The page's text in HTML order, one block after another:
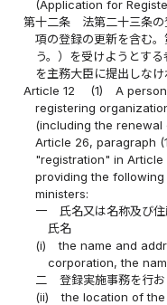
(Application for
第十二条
法第二十三条
項の登録の更新を含む
う。）を受けようとす
を主務大臣に提出しなけ
Article 12
(1)
A
registering
(including the
Article 26, paragraph
"registration" in Article
providing the
ministers:
一
氏名又は名称及び
氏名
(i)
the name and
corporation, the
二
登録実施事務を行
(ii)
the location of